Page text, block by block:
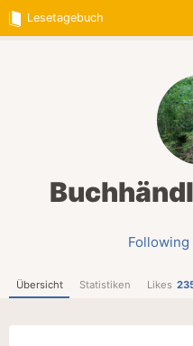
Lesetagebuch
Following
Übersicht Statistiken Likes